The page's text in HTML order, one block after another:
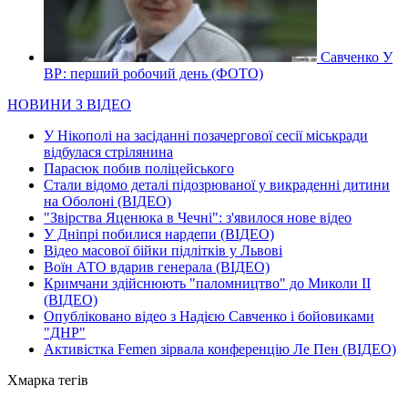
Савченко У
ВР: перший робочий день (ФОТО)
НОВИНИ З ВІДЕО
У Нікополі на засіданні позачергової сесії міськради
відбулася стрілянина
Парасюк побив поліцейського
Стали відомо деталі підозрюваної у викраденні дитини
на Оболоні (ВІДЕО)
"Звірства Яценюка в Чечні": з'явилося нове відео
У Дніпрі побилися нардепи (ВІДЕО)
Відео масової бійки підлітків у Львові
Воїн АТО вдарив генерала (ВІДЕО)
Кримчани здійснюють "паломництво" до Миколи ІІ
(ВІДЕО)
Опубліковано відео з Надією Савченко і бойовиками
"ДНР"
Активістка Femen зірвала конференцію Ле Пен (ВІДЕО)
Хмарка тегів